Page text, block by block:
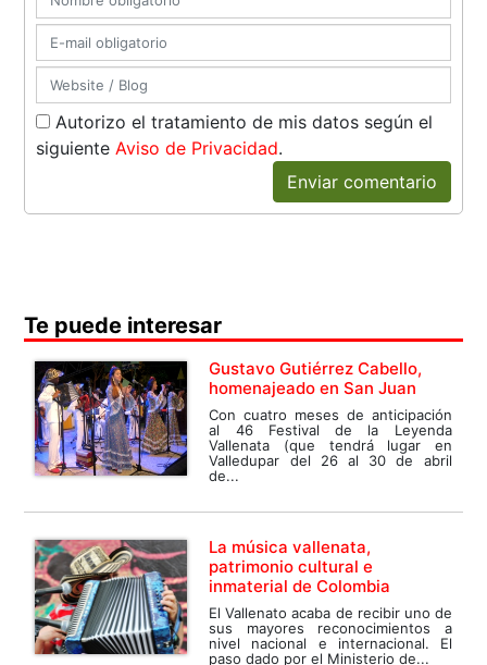
Autorizo el tratamiento de mis datos según el
siguiente Aviso de Privacidad.
Enviar comentario
Te puede interesar
Gustavo Gutiérrez Cabello,
homenajeado en San Juan
Con cuatro meses de anticipación
al 46 Festival de la Leyenda
Vallenata (que tendrá lugar en
Valledupar del 26 al 30 de abril
de...
La música vallenata,
patrimonio cultural e
inmaterial de Colombia
El Vallenato acaba de recibir uno de
sus mayores reconocimientos a
nivel nacional e internacional. El
paso dado por el Ministerio de...